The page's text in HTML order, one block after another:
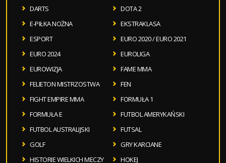
DARTS
DOTA 2
E-PIŁKA NOŻNA
EKSTRAKLASA
ESPORT
EURO 2020 / EURO 2021
EURO 2024
EUROLIGA
EUROWIZJA
FAME MMA
FELIETON MISTRZOSTWA
FEN
FIGHT EMPIRE MMA
FORMUŁA 1
FORMUŁA E
FUTBOL AMERYKAŃSKI
FUTBOL AUSTRALIJSKI
FUTSAL
GOLF
GRY KARCIANE
HISTORIE WIELKICH MECZY
HOKEJ